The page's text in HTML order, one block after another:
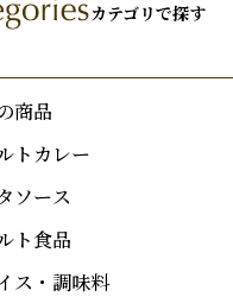
カテゴリで探す
商品
トカレー
ソース
ト食品
ス・調味料